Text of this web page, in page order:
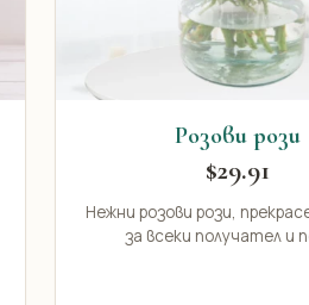
Розови рози
$29.91
Нежни розови рози,
за всеки получател и